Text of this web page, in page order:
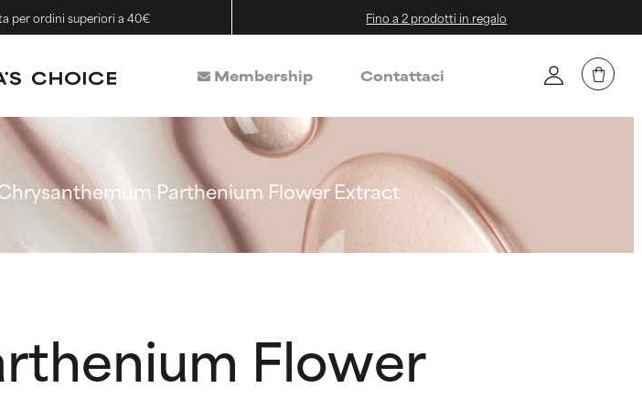
per ordini superiori a 40€ Fino a 2 prodotti in regalo
Membership Contattaci
Parthenium Flower Extract
Flower